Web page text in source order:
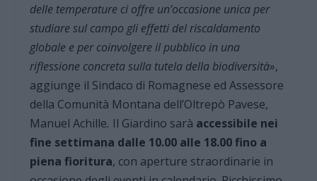
delle temperature ci offre un’occasione unica per
studiare sul campo gli effetti del riscaldamento
globale e per coinvolgere il pubblico in una
riflessione concreta sulla tutela della biodiversità»,
aggiunge il Sindaco di Romagnese ed Assessore
della Comunità Montana dell’Oltrepò Pavese,
Manuel Achille. Il Giardino sarà accessibile nei
fine settimana dalle 10.00 alle 18.00 fino a
piena fioritura, con aperture straordinarie in